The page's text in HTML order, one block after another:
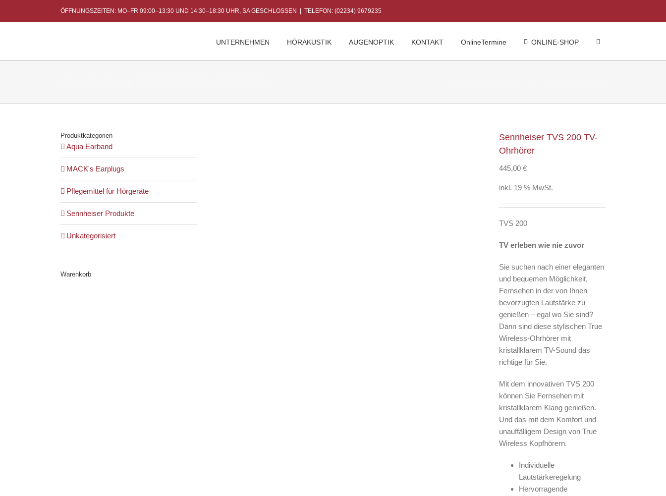
ÖFFNUNGSZEITEN: MO–FR 09:00–13:30 UND 14:30–18:30 UHR, SA GESCHLOSSEN TELEFON: (02234) 9679235
UNTERNEHMEN HÖRAKUSTIK AUGENOPTIK KONTAKT OnlineTermine ONLINE-SHOP
Sennheiser TVS 200 TV-
Ohrhörer
445,00 €
inkl. 19 % MwSt.
TVS 200
TV erleben wie nie zuvor
Sie suchen nach einer eleganten
und bequemen Möglichkeit,
Fernsehen in der von Ihnen
bevorzugten Lautstärke zu
genießen – egal wo Sie sind?
Dann sind diese stylischen True
Wireless-Ohrhörer mit
kristallklarem TV-Sound das
richtige für Sie.
Mit dem innovativen TVS 200
können Sie Fernsehen mit
kristallklarem Klang genießen.
Und das mit dem Komfort und
unauffälligem Design von True
Wireless Kopfhörern.
Individuelle
Lautstärkeregelung
Hervorragende
Produktkategorien
Aqua Earband
MACK's Earplugs
Pflegemittel für Hörgeräte
Sennheiser Produkte
Unkategorisiert
Warenkorb